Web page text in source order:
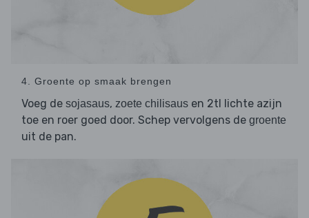
4. Groente op smaak brengen
Voeg de sojasaus, zoete chilisaus en 2tl lichte azijn
toe en roer goed door. Schep vervolgens de groente
uit de pan.